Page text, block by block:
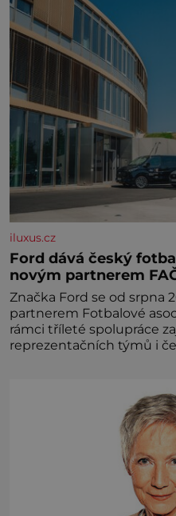
iluxus.cz
Ford dává český
novým partnerem
Značka Ford se od srpna
partnerem Fotbalové
rámci tříleté spolupráce
reprezentačních týmů i